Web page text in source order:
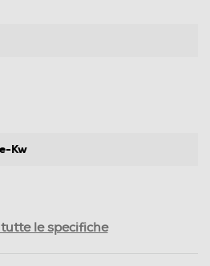
Kw
le specifiche